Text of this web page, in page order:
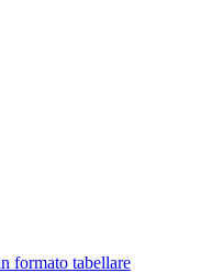
formato tabellare